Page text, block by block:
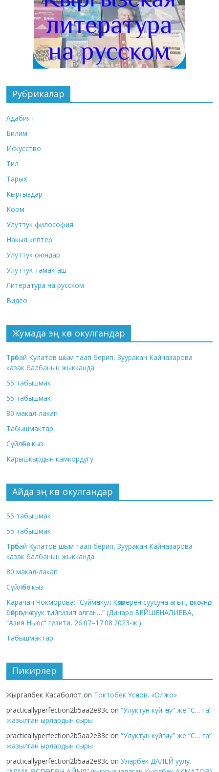
Рубрикалар
Адабият
Билим
Искусство
Тил
Тарых
Кыргыздар
Коом
Улуттук философия
Накыл кептер
Улуттук оюндар
Улуттук тамак-аш
Литература на русском
Видео
Жумада эң көп окулгандар
Төрөбай Кулатов шым таап берип, Зууракан Кайназарова
казак балбанын жыкканда
55 табышмак
55 табышмак
80 макал-лакап
Табышмактар
Сүйлөбөс кыз
Карышкырдын камкордугу
Айда эң көп окулгандар
55 табышмак
55 табышмак
Төрөбай Кулатов шым таап берип, Зууракан Кайназарова
казак балбанын жыкканда
80 макал-лакап
Сүйлөбөс кыз
Карачач Чокморова: “Сүймөнкул Көкөмерен суусуна агып, өпкөсүнө,
бөйрөгүнө суук тийгизип алган…” (Динара БЕЙШЕНАЛИЕВА,
“Азия Ньюс” гезити, 26.07–17.08.2023-ж.)
Табышмактар
Пикирлер
Жыргалбек Касаболот on Токтобек Үсөнов. «Олжо»
practicallyperfection2b5aa2e83c on“Улуктун күйгөнү” же “С… га”
жазылган ырлардын сыры
practicallyperfection2b5aa2e83c on“Улуктун күйгөнү” же “С… га”
жазылган ырлардын сыры
practicallyperfection2b5aa2e83c onУларбек ДАЛЕЙ уулу.